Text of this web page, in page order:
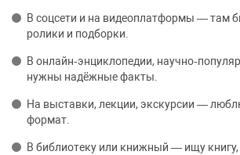
В соцсети и на видеоплатформы — там
ролики и подборки.
В онлайн‑энциклопедии,
нужны надёжные факты.
На выставки, лекции, экскурсии —
формат.
В библиотеку или книжный — ищу